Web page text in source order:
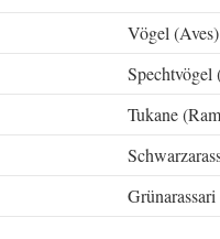
Vögel (Aves)
Spechtvögel
Tukane
Grünarassari